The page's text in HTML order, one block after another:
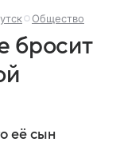
Общество
бросит
её сын